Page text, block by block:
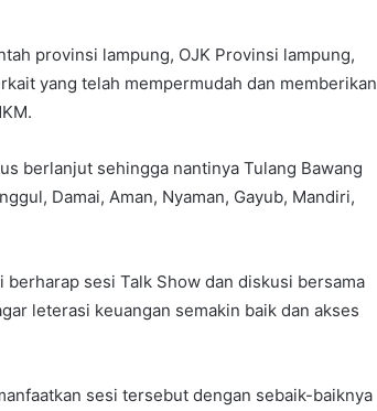
provinsi lampung, OJK Provinsi lampung,
yang telah mempermudah dan memberikan
berlanjut sehingga nantinya Tulang Bawang
Damai, Aman, Nyaman, Gayub, Mandiri,
sesi Talk Show dan diskusi bersama
leterasi keuangan semakin baik dan akses
sesi tersebut dengan sebaik-baiknya